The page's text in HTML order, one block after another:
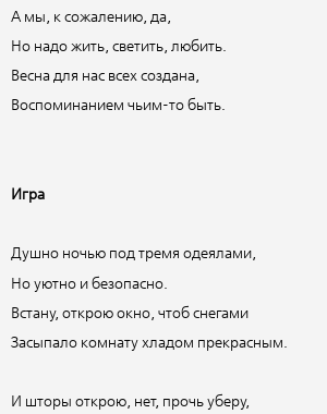
А мы, к сожалению, да,
Но надо жить, светить, любить.
Весна для нас всех создана,
Воспоминанием чьим-то быть.
Игра
Душно ночью под тремя одеялами,
Но уютно и безопасно.
Встану, открою окно, чтоб снегами
Засыпало комнату хладом прекрасным.
И шторы открою, нет, прочь уберу,